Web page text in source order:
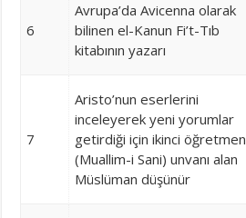
6
Avrupa’da Avicenna olarak
bilinen el-Kanun Fi’t-Tıb
kitabının yazarı
7
Aristo’nun eserlerini
inceleyerek yeni yorumlar
getirdiği için ikinci öğretmen
(Muallim-i Sani) unvanı alan
Müslüman düşünür